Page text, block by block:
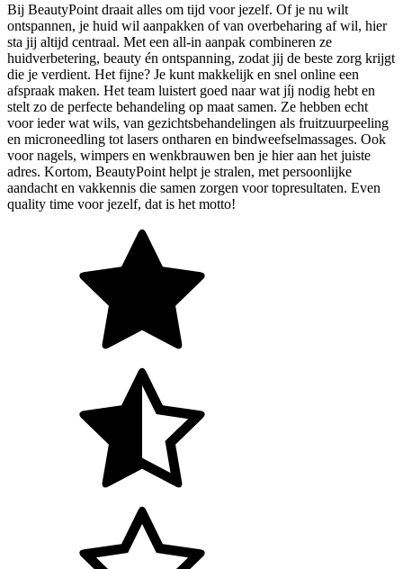
Bij BeautyPoint draait alles om tijd voor jezelf. Of je nu wilt
ontspannen, je huid wil aanpakken of van overbeharing af wil, hier
sta jij altijd centraal. Met een all-in aanpak combineren ze
huidverbetering, beauty én ontspanning, zodat jij de beste zorg krijgt
die je verdient. Het fijne? Je kunt makkelijk en snel online een
afspraak maken. Het team luistert goed naar wat jíj nodig hebt en
stelt zo de perfecte behandeling op maat samen. Ze hebben echt
voor ieder wat wils, van gezichtsbehandelingen als fruitzuurpeeling
en microneedling tot lasers ontharen en bindweefselmassages. Ook
voor nagels, wimpers en wenkbrauwen ben je hier aan het juiste
adres. Kortom, BeautyPoint helpt je stralen, met persoonlijke
aandacht en vakkennis die samen zorgen voor topresultaten. Even
quality time voor jezelf, dat is het motto!